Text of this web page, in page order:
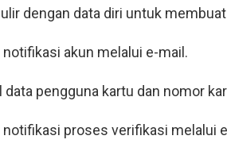
dengan data diri untuk
notifikasi akun melalui e-mail.
data pengguna kartu dan nomor
notifikasi proses verifikasi melalui